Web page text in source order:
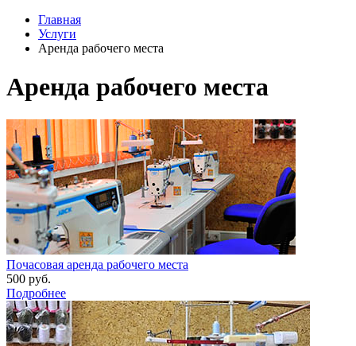
Главная
Услуги
Аренда рабочего места
Аренда рабочего места
Почасовая аренда рабочего места
500 руб.
Подробнее